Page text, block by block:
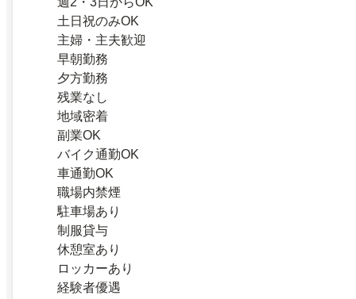
土日祝のみOK
主婦・主夫歓迎
早朝勤務
夕方勤務
残業なし
地域密着
副業OK
バイク通勤OK
車通勤OK
職場内禁煙
駐車場あり
制服貸与
休憩室あり
ロッカーあり
経験者優遇